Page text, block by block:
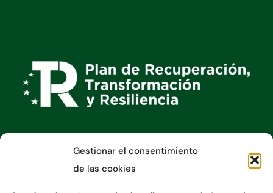
Gestionar el consentimiento
de las cookies